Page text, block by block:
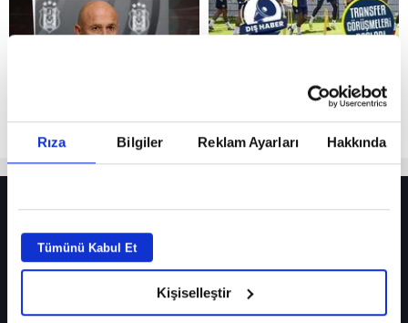
Rıza Bilgiler Reklam Ayarları Hakkında
Tümünü Kabul Et
Kişiselleştir
Fenerbahçe’de sürpriz ayrılık ihtimali! Devre arasında gelmişti
Fenerbahçe’nin yeni transferi Mason Greenwood için olay sözler!
Galatasaray’da rota yeniden Thiago Almada!